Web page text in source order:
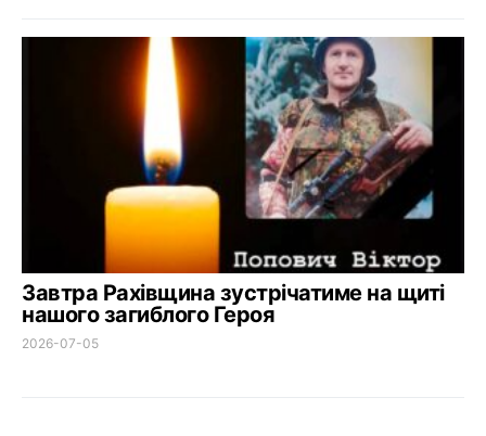
Завтра Рахівщина зустрічатиме на щиті
нашого загиблого Героя
2026-07-05